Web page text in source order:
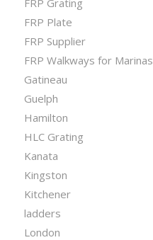
FRP Plate
FRP Supplier
FRP Walkways for Marinas
Gatineau
Guelph
Hamilton
HLC Grating
Kanata
Kingston
Kitchener
ladders
London